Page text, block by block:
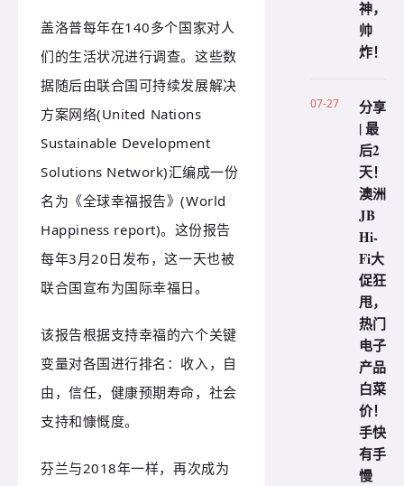
盖洛普每年在140多个国家对人
们的生活状况进行调查。这些数
据随后由联合国可持续发展解决
方案网络(United Nations
Sustainable Development
Solutions Network)汇编成一份
名为《全球幸福报告》(World
Happiness report)。这份报告
每年3月20日发布，这一天也被
联合国宣布为国际幸福日。
该报告根据支持幸福的六个关键
变量对各国进行排名：收入，自
由，信任，健康预期寿命，社会
支持和慷慨度。
芬兰与2018年一样，再次成为
神，
帅
炸！
07-27
分享
| 最
后2
天！
澳洲
JB
Hi-
Fi大
促狂
甩，
热门
电子
产品
白菜
价！
手快
有手
慢